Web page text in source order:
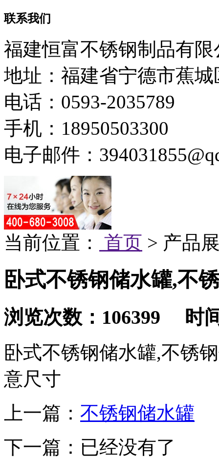
联系我们
福建恒富不锈钢制品有限
地址：福建省宁德市蕉城
电话：0593-2035789
手机：18950503300
电子邮件：
当前位置： 首页 > 产品
卧式不锈钢储水罐,不
浏览次数：106399 时
卧式不锈钢储水罐,不锈
意尺寸
上一篇： 不锈钢储水罐
下一篇：已经没有了